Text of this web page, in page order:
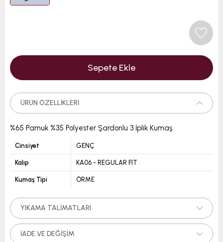
ÜRÜN ÖZELLIKLERI
%65 Pamuk %35 Polyester Şardonlu 3 İplik Kumaş
Cinsiyet GENÇ
Kalıp KA06 - REGULAR FIT
Kumaş Tipi ÖRME
YIKAMA TALIMATLARI
İADE VE DEĞIŞIM